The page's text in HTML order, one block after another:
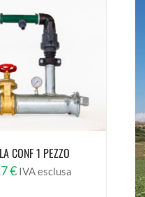
CONF 1 PEZZO
€Fascia
IVA esclusa